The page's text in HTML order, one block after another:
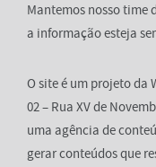
Mantemos nosso time
a informação esteja
O site é um projeto da
02 – Rua XV de
uma agência de
gerar conteúdos que